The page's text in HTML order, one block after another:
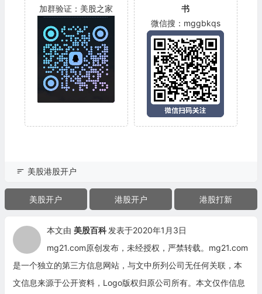
加群验证：美股之家
书
微信搜：mggbkqs
美股港股开户
美股开户 港股开户 港股打新
本文由 美股百科 发表于2020年1月3日
mg21.com原创发布，未经授权，严禁转载。mg21.com
是一个独立的第三方信息网站，与文中所列公司无任何关联，本
文信息来源于公开资料，Logo版权归原公司所有。本文仅作信息